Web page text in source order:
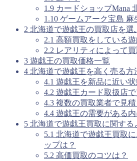
1.9 カードショップMana
1.10 ゲームアーク宝島 麻
2 北海道で遊戯王の買取店を選
2.1 高額買取をしている
2.2 レアリティによって
3 遊戯王の買取価格一覧
4 北海道で遊戯王を高く売る方
4.1 遊戯王を新品に近い
4.2 遊戯王カード取扱店
4.3 複数の買取業者で見積
4.4 遊戯王の需要がある
5 北海道で遊戯王買取に関する
5.1 北海道で遊戯王買取
ップは？
5.2 高価買取のコツは？